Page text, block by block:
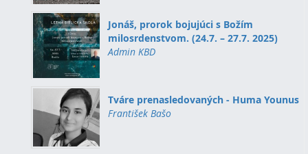
Jonáš, prorok bojujúci s Božím
milosrdenstvom. (24.7. – 27.7. 2025)
Admin KBD
Tváre prenasledovaných - Huma Younus
František Bašo